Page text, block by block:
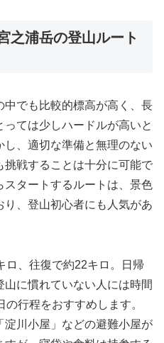
之浦岳の登山ルート
でも比較的標高が高く、長
ては少しハードルが高いと
、適切な準備と無理のない
戦することは十分に可能で
タートするルートは、景色
、登山初心者にも人気があ
ロ、往復で約22キロ。日帰
に慣れていない人には時間
行程をおすすめします。
川小屋」などの避難小屋が